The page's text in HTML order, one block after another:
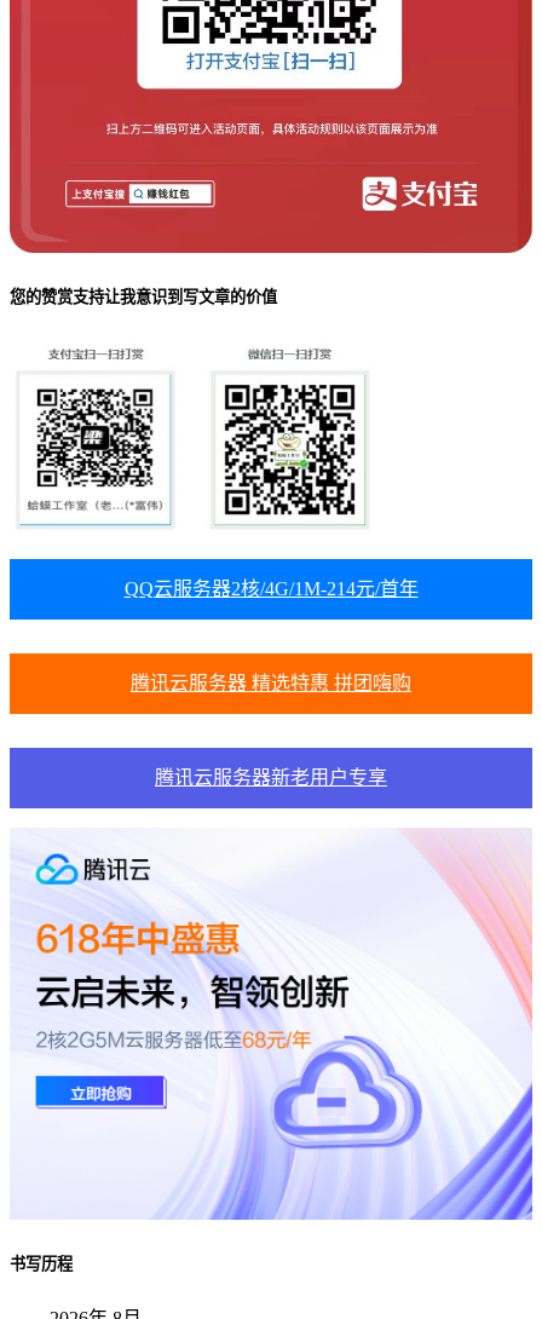
您的赞赏支持让我意识到写文章的价值
QQ云服务器2核/4G/1M-214元/首年
腾讯云服务器 精选特惠 拼团嗨购
腾讯云服务器新老用户专享
书写历程